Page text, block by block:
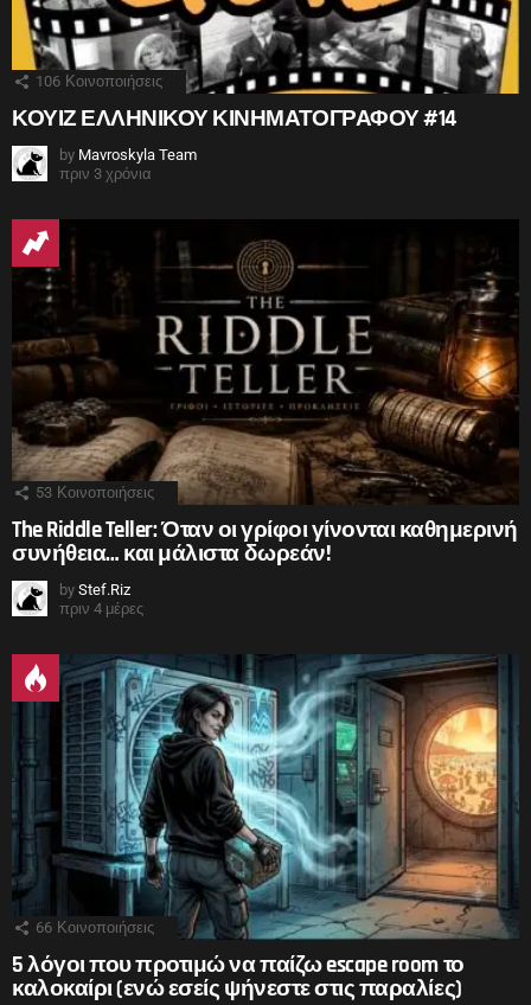
106 Κοινοποιήσεις
ΚΟΥΙΖ ΕΛΛΗΝΙΚΟΥ ΚΙΝΗΜΑΤΟΓΡΑΦΟΥ #14
by Mavroskyla Team
πριν 3 χρόνια
53 Κοινοποιήσεις
The Riddle Teller: Όταν οι γρίφοι γίνονται καθημερινή
συνήθεια… και μάλιστα δωρεάν!
by Stef.Riz
πριν 4 μέρες
66 Κοινοποιήσεις
5 λόγοι που προτιμώ να παίζω escape room το
καλοκαίρι (ενώ εσείς ψήνεστε στις παραλίες)